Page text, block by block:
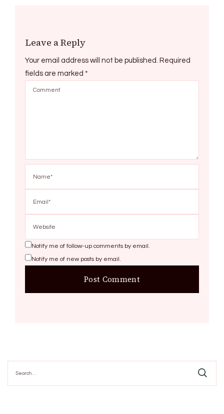
Leave a Reply
Your email address will not be published. Required
fields are marked *
Notify me of follow-up comments by email.
Notify me of new posts by email.
for: